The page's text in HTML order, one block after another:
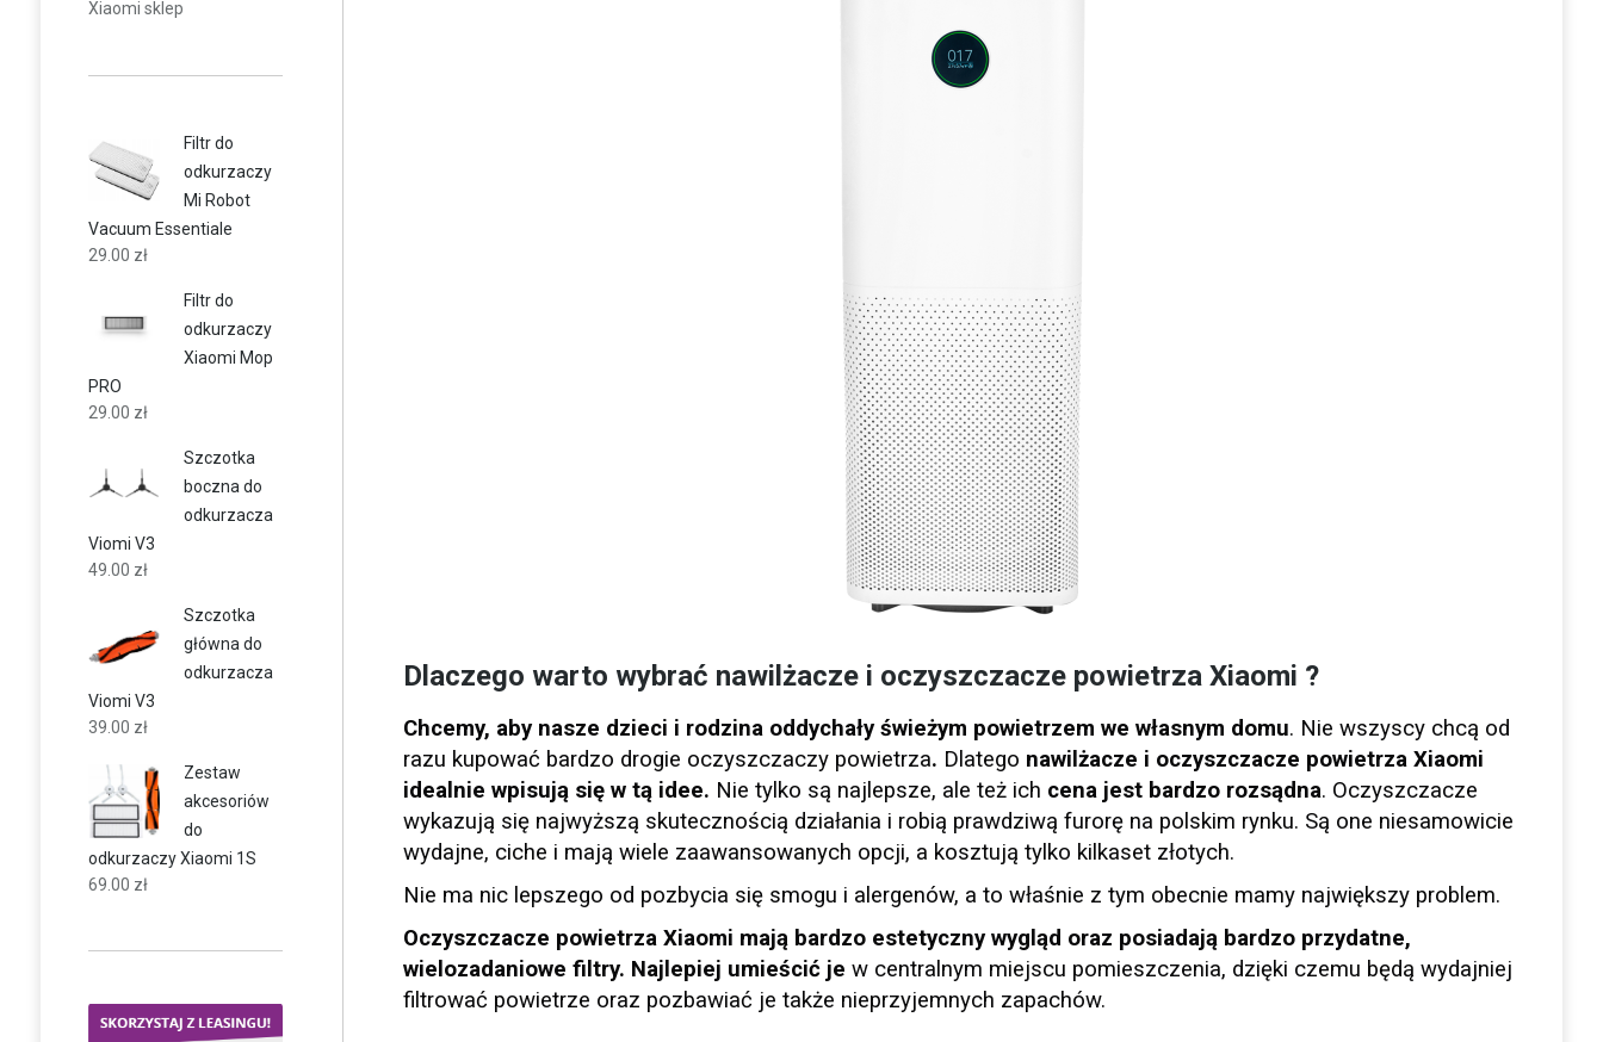
Dlaczego warto wybrać nawilżacze i oczyszczacze powietrza Xiaomi ?
Chcemy, aby nasze dzieci i rodzina oddychały świeżym powietrzem we własnym domu. Nie wszyscy chcą od
razu kupować bardzo drogie oczyszczaczy powietrza. Dlatego nawilżacze i oczyszczacze powietrza Xiaomi
idealnie wpisują się w tą idee. Nie tylko są najlepsze, ale też ich cena jest bardzo rozsądna. Oczyszczacze
wykazują się najwyższą skutecznością działania i robią prawdziwą furorę na polskim rynku. Są one niesamowicie
wydajne, ciche i mają wiele zaawansowanych opcji, a kosztują tylko kilkaset złotych.
Nie ma nic lepszego od pozbycia się smogu i alergenów, a to właśnie z tym obecnie mamy największy problem.
Oczyszczacze powietrza Xiaomi mają bardzo estetyczny wygląd oraz posiadają bardzo przydatne,
wielozadaniowe filtry. Najlepiej umieścić je w centralnym miejscu pomieszczenia, dzięki czemu będą wydajniej
filtrować powietrze oraz pozbawiać je także nieprzyjemnych zapachów.
Xiaomi sklep
Filtr do
odkurzaczy
Mi Robot
Vacuum Essentiale
29.00 zł
Filtr do
odkurzaczy
Xiaomi Mop
PRO
29.00 zł
Szczotka
boczna do
odkurzacza
Viomi V3
49.00 zł
Szczotka
główna do
odkurzacza
Viomi V3
39.00 zł
Zestaw
akcesoriów
do
odkurzaczy Xiaomi 1S
69.00 zł